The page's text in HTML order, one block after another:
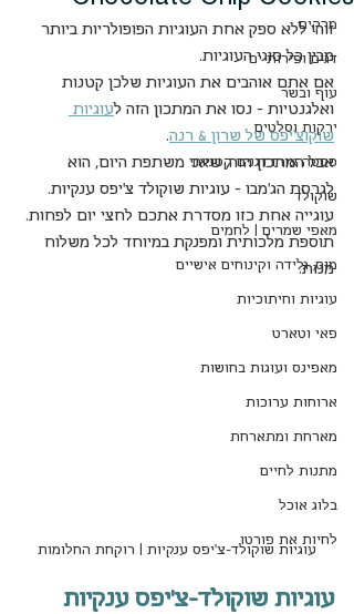
מרקים
דגים ופירות ים
עוף ובשר
ירקות וסלטים
פסטה אורז דגנים קטניות
שוקולד
מאפי שמרים | לחמים
מוס, גלידה וקינוחים אישיים
עוגיות וחיתוכיות
פאי וטארט
מאפינס ועוגות בחושות
ארוחות ערוכות
מארחת ומתארחת
מתנות לחיים
בלוג אוכל
לחיות את פורטו
זוהי ללא ספק אחת העוגיות הפופולריות ביותר
מבין כל סוגי העוגיות.
אם אתם אוהבים את העוגיות שלכן קטנות
ואלגנטיות - נסו את המתכון הזה לעוגיות
שוקוצ'יפס של שרון & רנה.
אבל המתכון הזה, שאני משתפת היום, הוא
לגרסת הג'מבו - עוגיות שוקולד צ'יפס ענקיות.
עוגייה אחת כזו מסדרת אתכם לחצי יום לפחות.
תוספת מלכותית ומפנקת במיוחד לכל משלוח
מנות.
עוגיות שוקולד-צ'יפס ענקיות | רוקחת החלומות
עוגיות שוקולד-צ'יפס ענקיות